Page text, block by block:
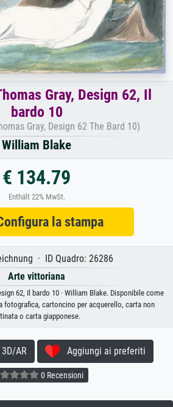
Gray, Design 62, Il
bardo 10
Gray, Design 62 The Bard 10)
William Blake
€ 134.79
Enthält 22% MwSt.
la stampa
· ID Quadro: 26286
Arte vittoriana
62, Il bardo 10 · William Blake. Disponibile come
fotografica, cartoncino per acquerello, carta non
o carta giapponese.
AR Aggiungi ai preferiti
0 Recensioni